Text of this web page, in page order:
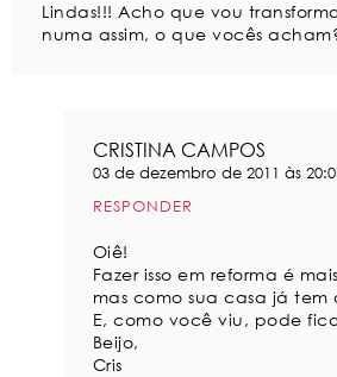
Lindas!!! Acho que vou
numa assim, o que vocês
CRISTINA CAMPOS
03 de dezembro de 2011 às
RESPONDER
Oiê!
Fazer isso em reforma é
mas como sua casa já tem
E, como você viu, pode
Beijo,
Cris